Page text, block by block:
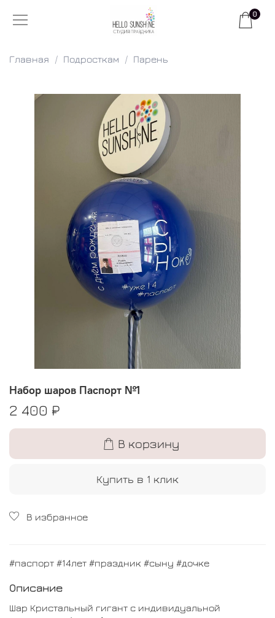
0
Главная Подросткам Парень
Набор шаров Паспорт №1
2 400 ₽
В корзину
Купить в 1 клик
В избранное
#паспорт #14лет #праздник #сыну #дочке
Описание
Шар Кристальный гигант с индивидуальной